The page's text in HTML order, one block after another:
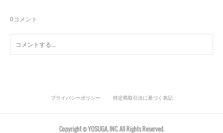
0コメント
プライバシーポリシー 特定商取引法に基づく表記
Copyright © YOSUGA, INC. All Rights Reserved.